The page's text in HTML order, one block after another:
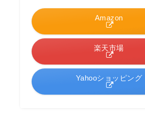
Amazon
楽天市場
Yahooショッピング